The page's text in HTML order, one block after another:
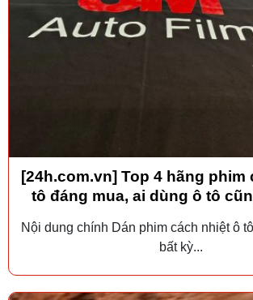
[24h.com.vn] Top 4 hãng phim
tô đáng mua, ai dùng ô tô
Nội dung chính Dán phim cách nhiệt ô
bất kỳ...